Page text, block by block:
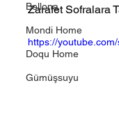
Bellona
Mondi Home
Doqu Home
Gümüşsuyu
Zarafet Sofralara
https://